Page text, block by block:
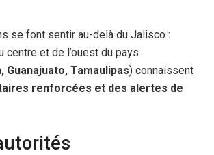
se font sentir au-delà du Jalisco :
centre et de l’ouest du pays
Guanajuato, Tamaulipas) connaissent
renforcées et des alertes de